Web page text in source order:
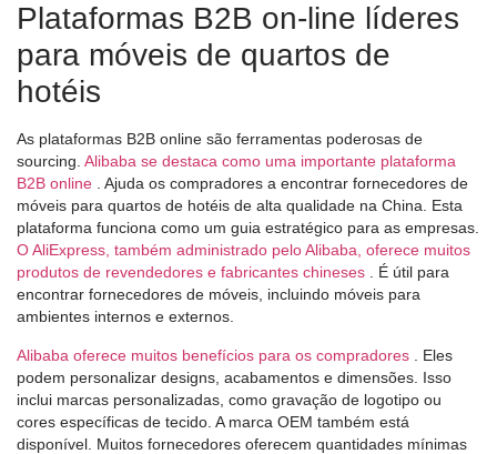
Plataformas B2B on-line líderes
para móveis de quartos de
hotéis
As plataformas B2B online são ferramentas poderosas de
sourcing. Alibaba se destaca como uma importante plataforma
B2B online . Ajuda os compradores a encontrar fornecedores de
móveis para quartos de hotéis de alta qualidade na China. Esta
plataforma funciona como um guia estratégico para as empresas.
O AliExpress, também administrado pelo Alibaba, oferece muitos
produtos de revendedores e fabricantes chineses . É útil para
encontrar fornecedores de móveis, incluindo móveis para
ambientes internos e externos.
Alibaba oferece muitos benefícios para os compradores
. Eles
podem personalizar designs, acabamentos e dimensões. Isso
inclui marcas personalizadas, como gravação de logotipo ou
cores específicas de tecido. A marca OEM também está
disponível. Muitos fornecedores oferecem quantidades mínimas